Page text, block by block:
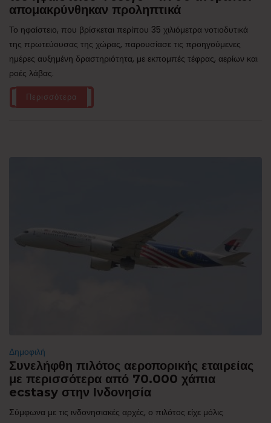
απομακρύνθηκαν προληπτικά
Το ηφαίστειο, που βρίσκεται περίπου 35 χιλιόμετρα νοτιοδυτικά
της πρωτεύουσας της χώρας, παρουσίασε τις προηγούμενες
ημέρες αυξημένη δραστηριότητα, με εκπομπές τέφρας, αερίων και
ροές λάβας.
Περισσότερα
Δημοφιλή
Συνελήφθη πιλότος αεροπορικής εταιρείας
με περισσότερα από 70.000 χάπια
ecstasy στην Ινδονησία
Σύμφωνα με τις ινδονησιακές αρχές, ο πιλότος είχε μόλις